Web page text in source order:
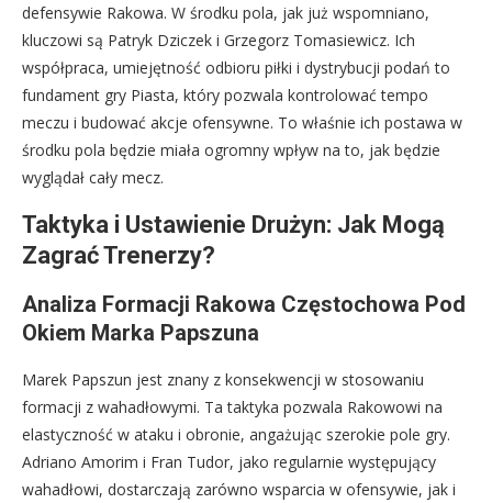
defensywie Rakowa. W środku pola, jak już wspomniano,
kluczowi są Patryk Dziczek i Grzegorz Tomasiewicz. Ich
współpraca, umiejętność odbioru piłki i dystrybucji podań to
fundament gry Piasta, który pozwala kontrolować tempo
meczu i budować akcje ofensywne. To właśnie ich postawa w
środku pola będzie miała ogromny wpływ na to, jak będzie
wyglądał cały mecz.
Taktyka i Ustawienie Drużyn: Jak Mogą
Zagrać Trenerzy?
Analiza Formacji Rakowa Częstochowa Pod
Okiem Marka Papszuna
Marek Papszun jest znany z konsekwencji w stosowaniu
formacji z wahadłowymi. Ta taktyka pozwala Rakowowi na
elastyczność w ataku i obronie, angażując szerokie pole gry.
Adriano Amorim i Fran Tudor, jako regularnie występujący
wahadłowi, dostarczają zarówno wsparcia w ofensywie, jak i